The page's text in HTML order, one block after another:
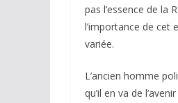
pas l’essence de la
l’importance de cet
variée.
L’ancien homme
qu’il en va de